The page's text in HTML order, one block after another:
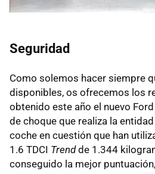
Seguridad
Como solemos hacer siempre
disponibles, os ofrecemos los
obtenido este año el nuevo
de choque que realiza la
coche en cuestión que han
1.6 TDCI Trendde 1.344
conseguido la mejor puntuación,